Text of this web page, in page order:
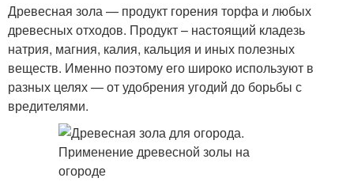
Древесная зола — продукт горения торфа и любых
древесных отходов. Продукт – настоящий кладезь
натрия, магния, калия, кальция и иных полезных
веществ. Именно поэтому его широко используют в
разных целях — от удобрения угодий до борьбы с
вредителями.